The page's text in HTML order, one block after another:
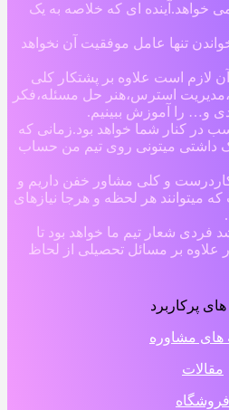
خواهد.آینده ای که خلاصه به یک
تنها عامل موفقیت آن نخواهد
لازم است علاوه بر پشتکار کلی
استرس،هنر حل مسئله،فکر
و… را آموزش ببینیم.
در کنار شما خواهد بود.زمانی که
داشتی میتونی روی تیم من حساب
و کلی مشاور خفن داریم و
که میتوانند هر لحظه و هرجا نیازهای
شعار تیم ما خواهد بود تا
علاوه بر مسائل تحصیلی از لحاظ
های پرکاربرد
های مشاوره
مقالات
فروشگاه